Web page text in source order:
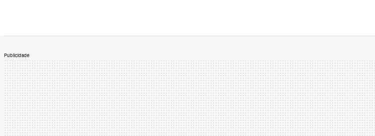
Publicidade